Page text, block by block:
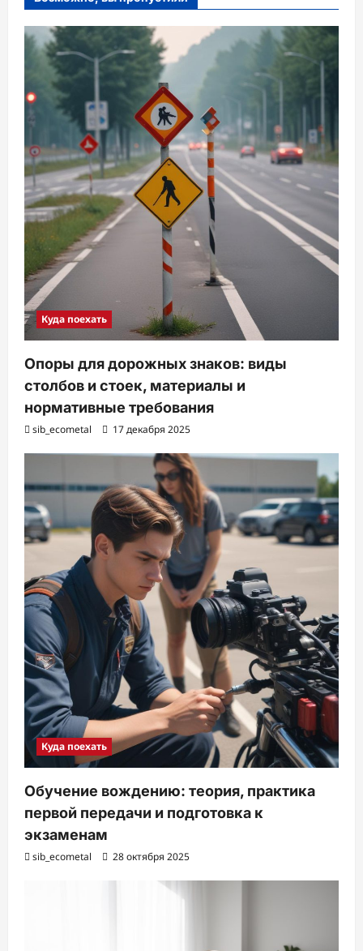
Куда поехать
Опоры для дорожных знаков: виды
столбов и стоек, материалы и
нормативные требования
sib_ecometal 17 декабря 2025
Куда поехать
Обучение вождению: теория, практика
первой передачи и подготовка к
экзаменам
sib_ecometal 28 октября 2025